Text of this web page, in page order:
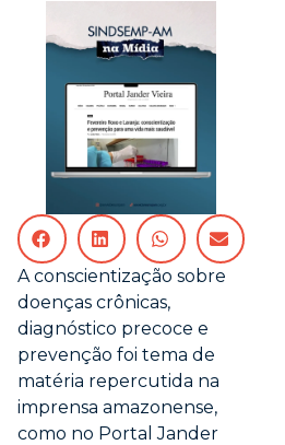
A conscientização sobre
doenças crônicas,
diagnóstico precoce e
prevenção foi tema de
matéria repercutida na
imprensa amazonense,
como no Portal Jander